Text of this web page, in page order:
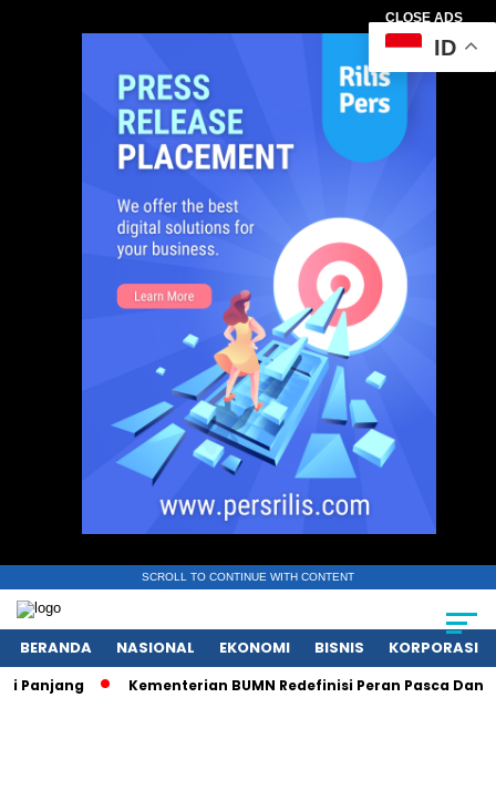
CLOSE ADS
SCROLL TO CONTINUE WITH CONTENT
BERANDA NASIONAL EKONOMI BISNIS KORPORASI
Kementerian BUMN Redefinisi Peran Pasca
ID